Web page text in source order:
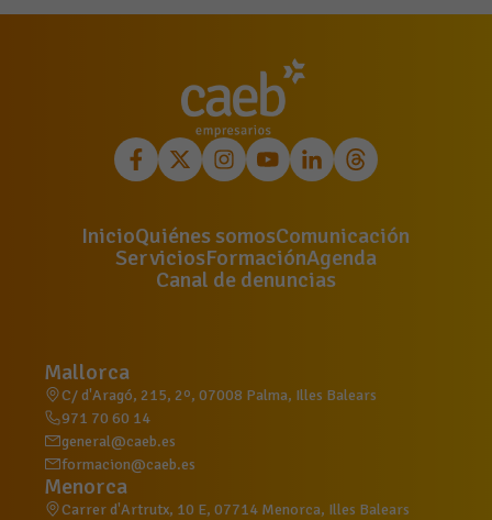
InicioQuiénes somosComunicación
ServiciosFormaciónAgenda
Canal de denuncias
Mallorca
C/ d'Aragó, 215, 2º, 07008 Palma, Illes Balears
971 70 60 14
general@caeb.es
formacion@caeb.es
Menorca
Carrer d'Artrutx, 10 E, 07714 Menorca, Illes Balears